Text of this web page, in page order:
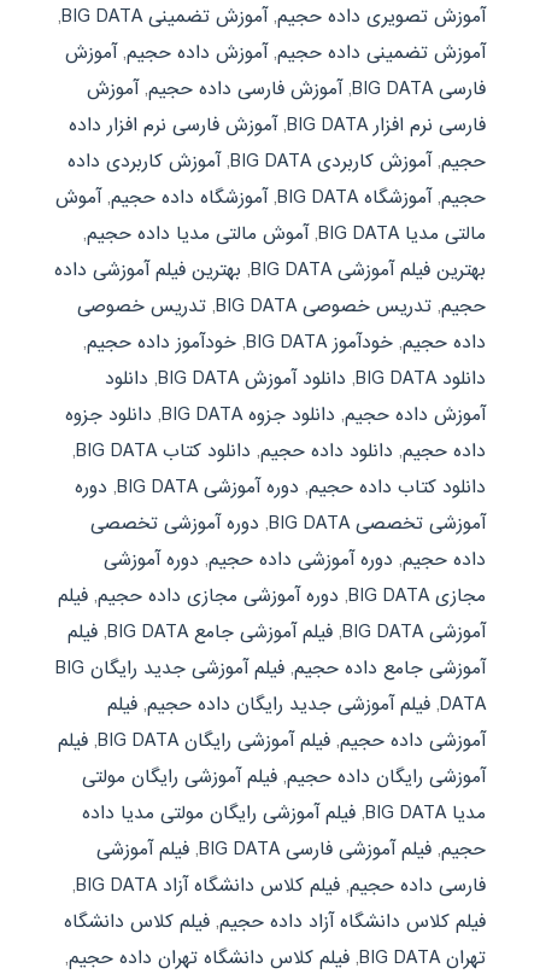
آموزش تصویری داده حجيم,آموزش تضمینی BIG DATA
,
آموزش تضمینی داده حجيم,آموزش داده حجيم,آموزش
فارسی BIG DATA
,آموزش فارسی داده حجيم,آموزش
فارسی نرم افزار BIG DATA
,آموزش فارسی نرم افزار داده
حجيم,آموزش کاربردی BIG DATA ,آموزش کاربردی داده
حجيم,آموزشگاه BIG DATA ,آموزشگاه داده حجيم,آموش
مالتی مدیا BIG DATA
,آموش مالتی مدیا داده حجيم,
بهترین فیلم آموزشی BIG DATA
, بهترین فیلم آموزشی داده
حجيم, تدریس خصوصی BIG DATA , تدریس خصوصی
داده حجيم, خودآموز BIG DATA , خودآموز داده حجيم,
دانلود BIG DATA
, دانلود آموزش BIG DATA , دانلود
آموزش داده حجيم, دانلود جزوه BIG DATA , دانلود جزوه
داده حجيم, دانلود داده حجيم, دانلود کتاب BIG DATA
,
دانلود کتاب داده حجيم, دوره آموزشی BIG DATA , دوره
آموزشی تخصصی BIG DATA
, دوره آموزشی تخصصی
داده حجيم, دوره آموزشی داده حجيم, دوره آموزشی
مجازی BIG DATA
, دوره آموزشی مجازی داده حجيم, فیلم
آموزشی BIG DATA
, فیلم آموزشی جامع BIG DATA , فیلم
آموزشی جامع داده حجيم,
فیلم آموزشی جدید رایگان BIG
DATA
, فیلم آموزشی جدید رایگان داده حجيم, فیلم
آموزشی داده حجيم, فیلم آموزشی رایگان BIG DATA , فیلم
آموزشی رایگان داده حجيم, فیلم آموزشی رایگان مولتی
مدیا BIG DATA
, فیلم آموزشی رایگان مولتی مدیا داده
حجيم, فیلم آموزشی فارسی BIG DATA , فیلم آموزشی
فارسی داده حجيم, فیلم کلاس دانشگاه آزاد BIG DATA
,
فیلم کلاس دانشگاه آزاد داده حجيم, فیلم کلاس دانشگاه
تهران BIG DATA
, فیلم کلاس دانشگاه تهران داده حجيم,